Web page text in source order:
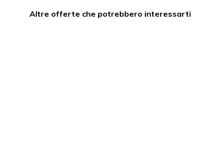
Altre offerte che potrebbero interessarti